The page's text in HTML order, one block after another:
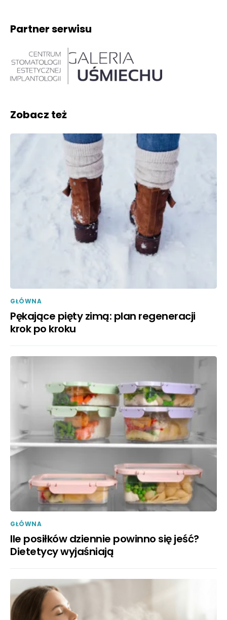
Partner serwisu
Zobacz też
GŁÓWNA
Pękające pięty zimą: plan regeneracji
krok po kroku
GŁÓWNA
Ile posiłków dziennie powinno się jeść?
Dietetycy wyjaśniają